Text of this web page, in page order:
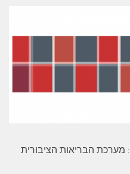
טיוטת חוק ההסדרים לשנת 2015: מערכת הבריאות הציבורית